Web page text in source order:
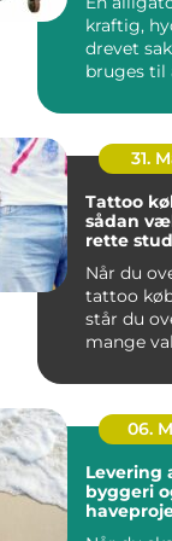
kraftig,
drevet
bruges til
31.
Tattoo
sådan
rette
Når du
tattoo
står du
mange
niche-
06.
Levering
byggeri